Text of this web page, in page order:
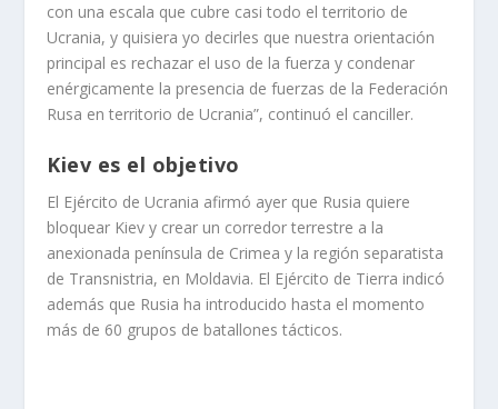
con una escala que cubre casi todo el territorio de
Ucrania, y quisiera yo decirles que nuestra orientación
principal es rechazar el uso de la fuerza y condenar
enérgicamente la presencia de fuerzas de la Federación
Rusa en territorio de Ucrania”, continuó el canciller.
Kiev es el objetivo
El Ejército de Ucrania afirmó ayer que Rusia quiere
bloquear Kiev y crear un corredor terrestre a la
anexionada península de Crimea y la región separatista
de Transnistria, en Moldavia. El Ejército de Tierra indicó
además que Rusia ha introducido hasta el momento
más de 60 grupos de batallones tácticos.